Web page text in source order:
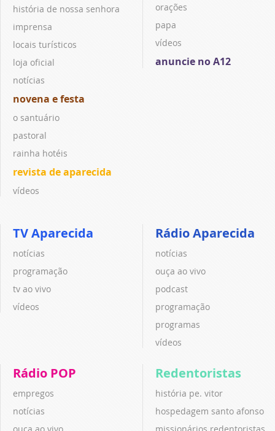
história de nossa senhora
imprensa
locais turísticos
loja oficial
notícias
novena e festa
o santuário
pastoral
rainha hotéis
revista de aparecida
vídeos
orações
papa
vídeos
anuncie no A12
TV Aparecida
notícias
programação
tv ao vivo
vídeos
Rádio Aparecida
notícias
ouça ao vivo
podcast
programação
programas
vídeos
Rádio POP
empregos
notícias
ouça ao vivo
Redentoristas
história pe. vitor
hospedagem santo afonso
missionários redentoristas